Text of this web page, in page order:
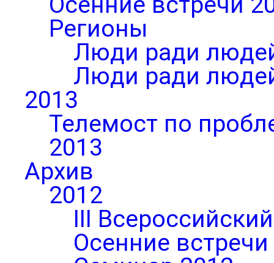
Регионы
Люди ради
Люди ради
2013
Телемост по
2013
Архив
2012
III
Осенние